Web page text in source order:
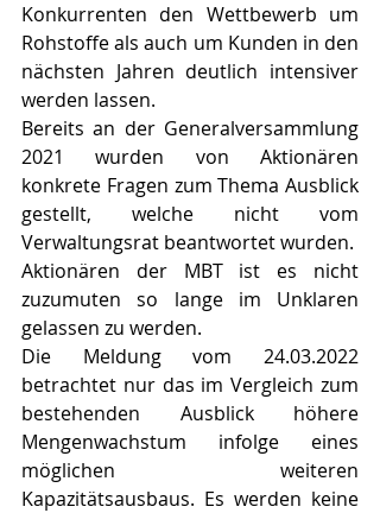
Konkurrenten den Wettbewerb um
Rohstoffe als auch um Kunden in den
nächsten Jahren deutlich intensiver
werden lassen.
Bereits an der Generalversammlung
2021 wurden von Aktionären
konkrete Fragen zum Thema Ausblick
gestellt, welche nicht vom
Verwaltungsrat beantwortet wurden.
Aktionären der MBT ist es nicht
zuzumuten so lange im Unklaren
gelassen zu werden.
Die Meldung vom 24.03.2022
betrachtet nur das im Vergleich zum
bestehenden Ausblick höhere
Mengenwachstum infolge eines
möglichen weiteren
Kapazitätsausbaus. Es werden keine